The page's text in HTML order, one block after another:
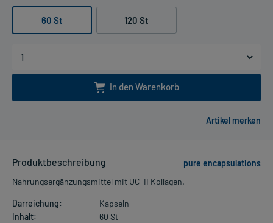
60 St 120 St
In den Warenkorb
Produktbeschreibung
pure encapsulations
Nahrungsergänzungsmittel mit UC-II Kollagen.
Darreichung:
Kapseln
Inhalt:
60 St